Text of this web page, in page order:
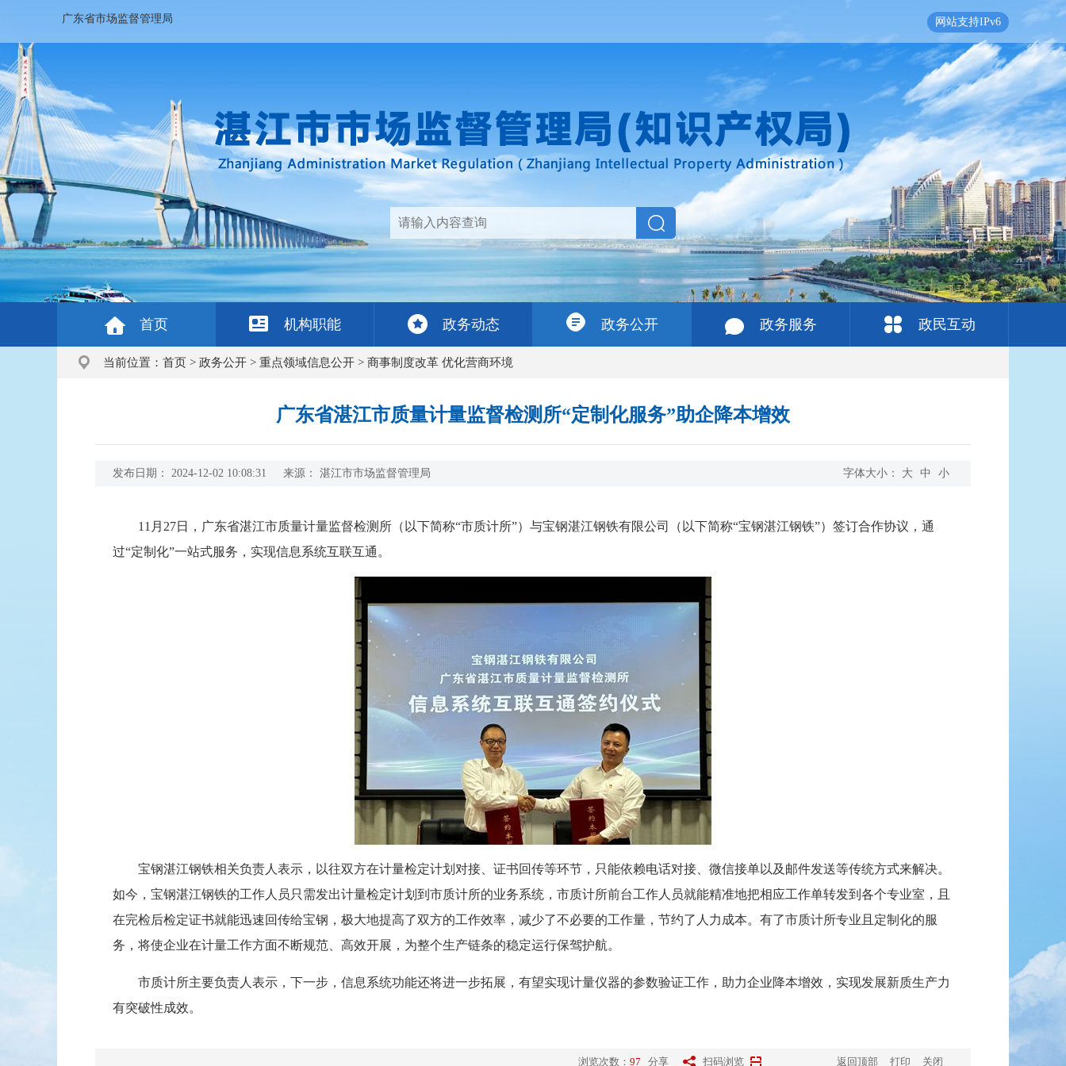
广东省市场监督管理局 网站支持IPv6
首页 机构职能 政务动态 政务公开 政务服务 政民互动
当前位置： 首页 > 政务公开 > 重点领域信息公开 > 商事制度改革 优化营商环境
广东省湛江市质量计量监督检测所“定制化服务”助企降本增效
发布日期： 2024-12-02 10:08:31 来源： 湛江市市场监督管理局 字体大小： 大 中 小
11月27日，广东省湛江市质量计量监督检测所（以下简称“市质计所”）与宝钢湛江钢铁有限公司（以下简称“宝钢湛江钢铁”）签订合作协议，通
过“定制化”一站式服务，实现信息系统互联互通。
宝钢湛江钢铁相关负责人表示，以往双方在计量检定计划对接、证书回传等环节，只能依赖电话对接、微信接单以及邮件发送等传统方式来解决。
如今，宝钢湛江钢铁的工作人员只需发出计量检定计划到市质计所的业务系统，市质计所前台工作人员就能精准地把相应工作单转发到各个专业室，且
在完检后检定证书就能迅速回传给宝钢，极大地提高了双方的工作效率，减少了不必要的工作量，节约了人力成本。有了市质计所专业且定制化的服
务，将使企业在计量工作方面不断规范、高效开展，为整个生产链条的稳定运行保驾护航。
市质计所主要负责人表示，下一步，信息系统功能还将进一步拓展，有望实现计量仪器的参数验证工作，助力企业降本增效，实现发展新质生产力
有突破性成效。
浏览次数： 97 分享 扫码浏览 返回顶部 打印 关闭